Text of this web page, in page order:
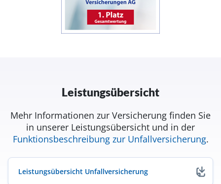
Leistungsübersicht
Mehr Informationen zur Versicherung finden Sie
in unserer Leistungsübersicht und in der
Funktionsbeschreibung zur Unfallversicherung.
Leistungsübersicht Unfallversicherung
(öffnet in neuem Fenster)